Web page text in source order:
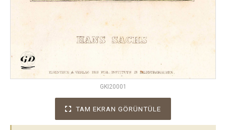
GKI20001
TAM EKRAN GÖRÜNTÜLE